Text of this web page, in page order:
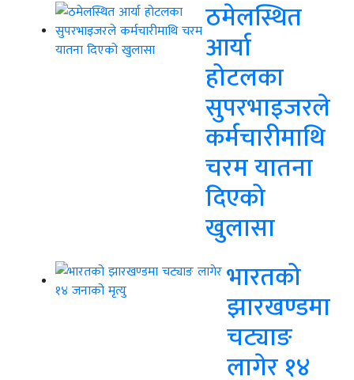
ठमेलस्थित
आर्या
होटलका
सुपरभाइजरले
कर्मचारीमाथि
चरम यातना
दिएको
खुलासा
भारतको
झारखण्डमा
चट्याङ
लागेर १४